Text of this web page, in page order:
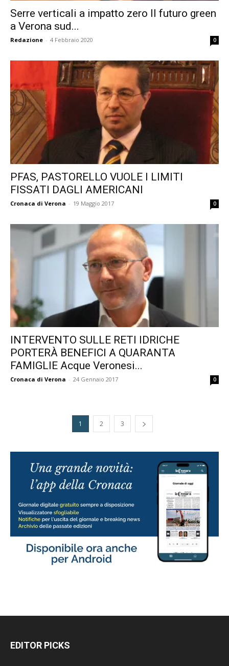
Serre verticali a impatto zero Il futuro green
a Verona sud...
Redazione - 4 Febbraio 2020 0
PFAS, PASTORELLO VUOLE I LIMITI
FISSATI DAGLI AMERICANI
Cronaca di Verona - 19 Maggio 2017 0
INTERVENTO SULLE RETI IDRICHE
PORTERÀ BENEFICI A QUARANTA
FAMIGLIE Acque Veronesi...
Cronaca di Verona - 24 Gennaio 2017 0
1 2 3
EDITOR PICKS